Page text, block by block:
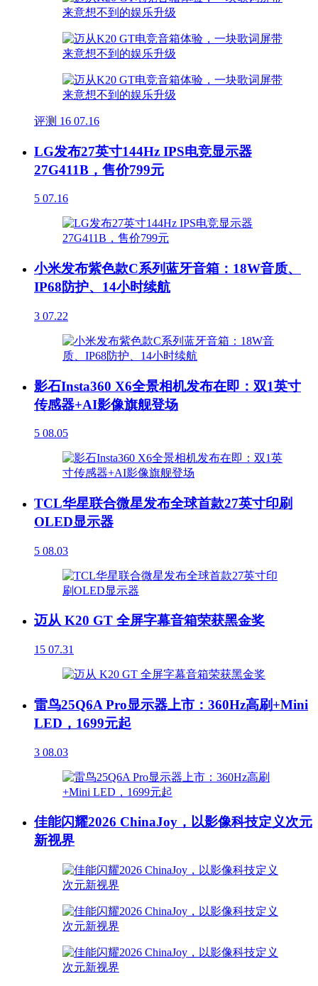
评测 16 07.16
LG发布27英寸144Hz IPS电竞显示器
27G411B，售价799元
5 07.16
小米发布紫色款C系列蓝牙音箱：18W音质、
IP68防护、14小时续航
3 07.22
影石Insta360 X6全景相机发布在即：双1英寸
传感器+AI影像旗舰登场
5 08.05
TCL华星联合微星发布全球首款27英寸印刷
OLED显示器
5 08.03
迈从 K20 GT 全屏字幕音箱荣获黑金奖
15 07.31
雷鸟25Q6A Pro显示器上市：360Hz高刷+Mini
LED，1699元起
3 08.03
佳能闪耀2026 ChinaJoy，以影像科技定义次元
新视界